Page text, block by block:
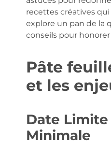
recettes créatives
explore un pan de la
conseils pour
Pâte
et les
Date
Minimale